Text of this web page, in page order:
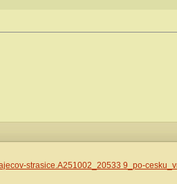
strasice.A251002_20533 9_po-